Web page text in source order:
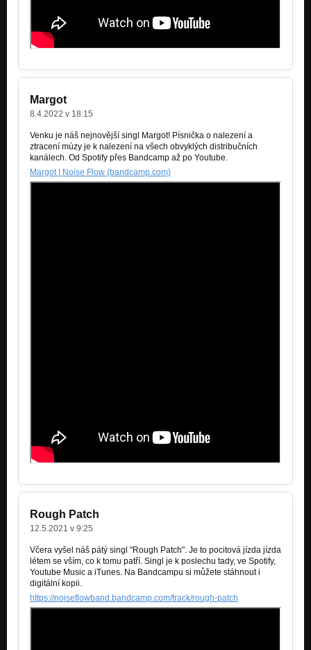
Margot
8.4.2022 v 18:15
Venku je náš nejnovější singl Margot! Písnička o nalezení a
ztracení múzy je k nalezení na všech obvyklých distribučních
kanálech. Od Spotify přes Bandcamp až po Youtube.
Margot | Noise Flow (bandcamp.com)
Rough Patch
12.5.2021 v 9:25
Včera vyšel náš pátý singl "Rough Patch". Je to pocitová jízda jízda
létem se vším, co k tomu patří. Singl je k poslechu tady, ve Spotify,
Youtube Music a iTunes. Na Bandcampu si můžete stáhnout i
digitální kopii.
https://noiseflowband.bandcamp.com/track/rough-patch